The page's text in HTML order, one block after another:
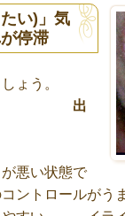
たい)」気
停滞
しょう。
出
が悪い状態で
ントロールがう